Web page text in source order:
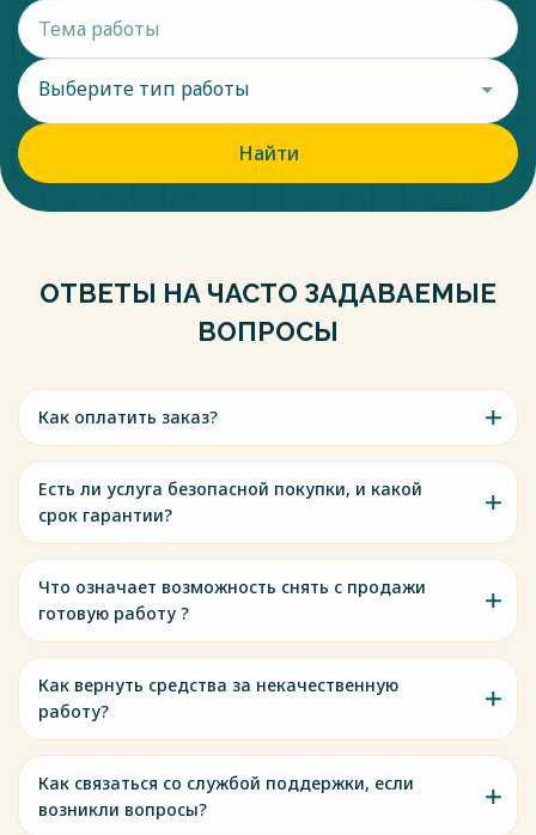
Выберите тип работы
Найти
ОТВЕТЫ НА ЧАСТО ЗАДАВАЕМЫЕ
ВОПРОСЫ
Как оплатить заказ?
Есть ли услуга безопасной покупки, и какой
срок гарантии?
Что означает возможность снять с продажи
готовую работу ?
Как вернуть средства за некачественную
работу?
Как связаться со службой поддержки, если
возникли вопросы?